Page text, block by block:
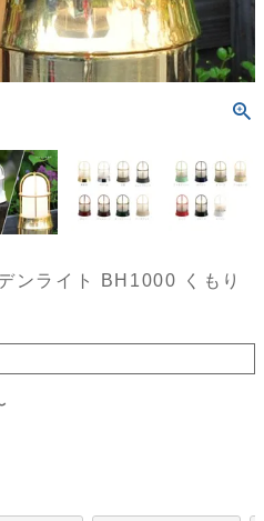
ンライト BH1000 くもり